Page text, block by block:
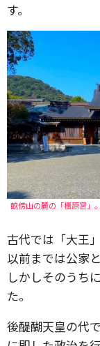
す。
畝傍山の麓の「橿原宮」
古代では「大王
以前までは公家
しかしそのうち
た。
後醍醐天皇の代